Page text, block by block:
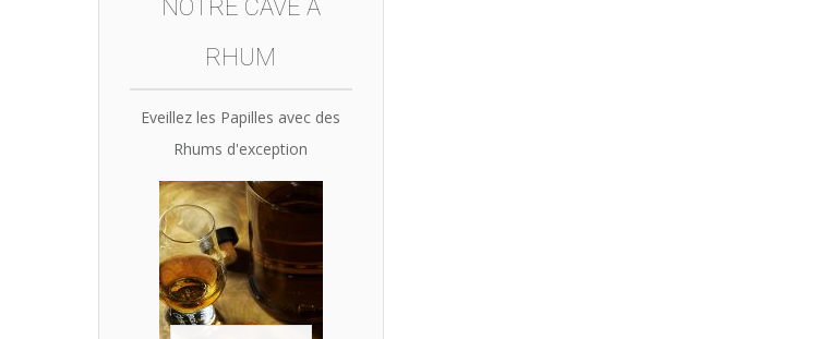
NOTRE CAVE À
RHUM
Eveillez les Papilles avec des
Rhums d'exception